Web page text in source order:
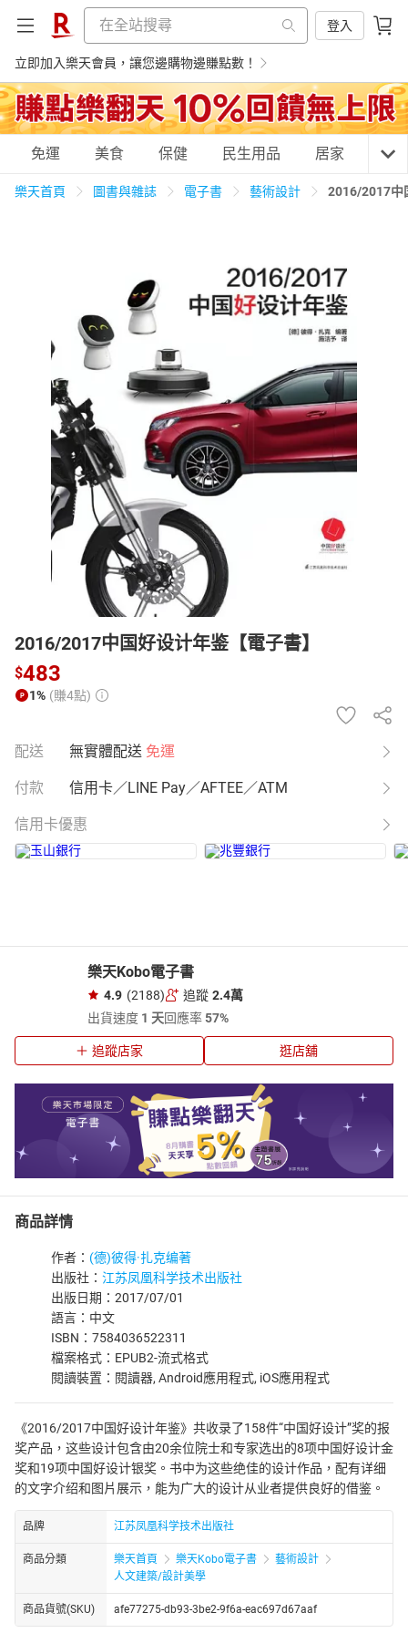
登入
立即加入樂天會員，讓您邊購物邊賺點數！
購物網分類
居家生活 3C家電 運動休閒
女裝 男裝 化妝保養 情趣用品
日本購物 電子/紙本書
免運 美食 保健 民生用品 居家 3C
樂天首頁 圖書與雜誌 電子書 藝術設計 2016/2017中
2016/2017中国好设计年鉴【電子書】
$483
1% (賺4點)
配送 無實體配送 免運
付款 信用卡／LINE Pay／AFTEE／ATM
信用卡優惠
樂天Kobo電子書
4.9 (2188) 追蹤 2.4萬
出貨速度 1 天回應率57%
追蹤店家 逛店舖
商品詳情
作者： (德)彼得·扎克编著
出版社： 江苏凤凰科学技术出版社
出版日期：2017/07/01
語言：中文
ISBN：7584036522311
檔案格式：EPUB2-流式格式
閱讀裝置：閱讀器, Android應用程式, iOS應用程式
《2016/2017中国好设计年鉴》共收录了158件“中国好设计”奖的报
奖产品，这些设计包含由20余位院士和专家选出的8项中国好设计金
奖和19项中国好设计银奖。书中为这些绝佳的设计作品，配有详细
的文字介绍和图片展示，能为广大的设计从业者提供良好的借鉴。
品牌 江苏凤凰科学技术出版社
商品分類 樂天首頁 樂天Kobo電子書
藝術設計
人文建築/設計美學
商品貨號(SKU) afe77275-db93-3be2-9f6a-eac697d67aaf